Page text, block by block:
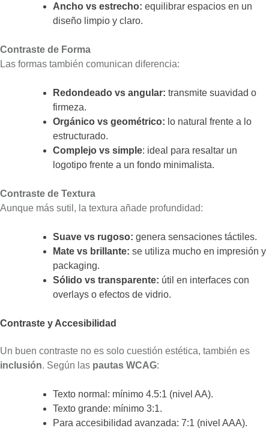
Ancho vs estrecho: equilibrar espacios en un
diseño limpio y claro.
Contraste de Forma
Las formas también comunican diferencia:
Redondeado vs angular: transmite suavidad o
firmeza.
Orgánico vs geométrico: lo natural frente a lo
estructurado.
Complejo vs simple: ideal para resaltar un
logotipo frente a un fondo minimalista.
Contraste de Textura
Aunque más sutil, la textura añade profundidad:
Suave vs rugoso: genera sensaciones táctiles.
Mate vs brillante: se utiliza mucho en impresión y
packaging.
Sólido vs transparente: útil en interfaces con
overlays o efectos de vidrio.
Contraste y Accesibilidad
Un buen contraste no es solo cuestión estética, también es
inclusión. Según las pautas WCAG:
Texto normal: mínimo 4.5:1 (nivel AA).
Texto grande: mínimo 3:1.
Para accesibilidad avanzada: 7:1 (nivel AAA).